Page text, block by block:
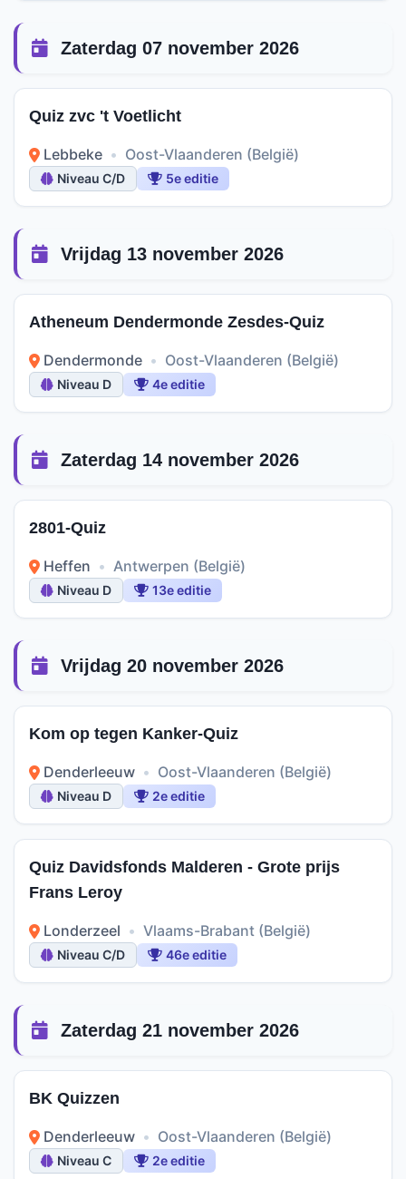
Zaterdag 07 november 2026
Quiz zvc 't Voetlicht
Lebbeke • Oost-Vlaanderen (België)
Niveau C/D 5e editie
Vrijdag 13 november 2026
Atheneum Dendermonde Zesdes-Quiz
Dendermonde • Oost-Vlaanderen (België)
Niveau D 4e editie
Zaterdag 14 november 2026
2801-Quiz
Heffen • Antwerpen (België)
Niveau D 13e editie
Vrijdag 20 november 2026
Kom op tegen Kanker-Quiz
Denderleeuw • Oost-Vlaanderen (België)
Niveau D 2e editie
Quiz Davidsfonds Malderen - Grote prijs
Frans Leroy
Londerzeel • Vlaams-Brabant (België)
Niveau C/D 46e editie
Zaterdag 21 november 2026
BK Quizzen
Denderleeuw • Oost-Vlaanderen (België)
Niveau C 2e editie